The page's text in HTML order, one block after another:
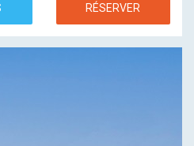
RÉSERVER